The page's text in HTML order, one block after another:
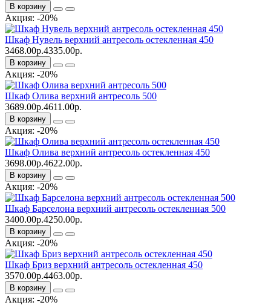
В корзину
Акция: -20%
Шкаф Нувель верхний антресоль остекленная 450
3468.00р.4335.00р.
В корзину
Акция: -20%
Шкаф Олива верхний антресоль 500
3689.00р.4611.00р.
В корзину
Акция: -20%
Шкаф Олива верхний антресоль остекленная 450
3698.00р.4622.00р.
В корзину
Акция: -20%
Шкаф Барселона верхний антресоль остекленная 500
3400.00р.4250.00р.
В корзину
Акция: -20%
Шкаф Бриз верхний антресоль остекленная 450
3570.00р.4463.00р.
В корзину
Акция: -20%